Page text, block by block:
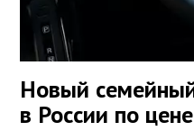
Новый
в России по